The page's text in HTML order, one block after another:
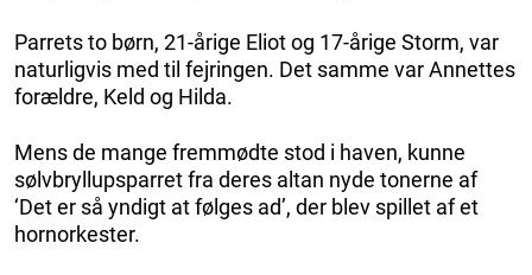
Parrets to børn, 21-årige Eliot og 17-årige Storm, var
naturligvis med til fejringen. Det samme var Annettes
forældre, Keld og Hilda.
Mens de mange fremmødte stod i haven, kunne
sølvbryllupsparret fra deres altan nyde tonerne af
‘Det er så yndigt at følges ad’, der blev spillet af et
hornorkester.